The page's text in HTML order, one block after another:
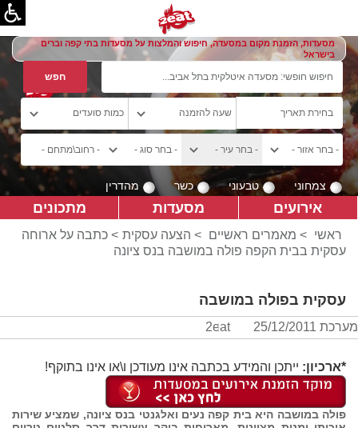
מסעדות, הזמנת מקום במסעדה, חיפוש והמלצות על מסעדות בתי קפה וברים
בישראל
צמחוני טבעוני כשר מהדרין
אירועים מסעדות מתכונים
ראשי > מאמרים ראשיים > הצעה עסקית > כתבה על ארוחה
עסקית בבית הקפה פולה במושבה בנס ציונה
עסקית בפולה במושבה
מערכת 2eat 25/12/2011
*ארכיון: ייתכן והמידע בכתבה אינו מעודכן ו\או אינו בתוקף!
פולה במושבה היא בית קפה נעים ואלגנטי בנס ציונה, שמציע שירות